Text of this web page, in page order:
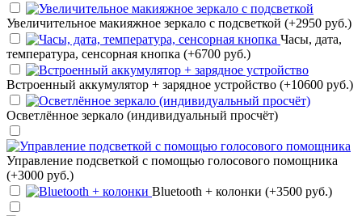
Увеличительное макияжное зеркало с подсветкой (+2950 руб.)
Часы, дата,
температура, сенсорная кнопка (+6700 руб.)
Встроенный аккумулятор + зарядное устройство (+10600 руб.)
Осветлённое зеркало (индивидуальный просчёт)
Управление подсветкой с помощью голосового помощника
(+3000 руб.)
Bluetooth + колонки (+3500 руб.)